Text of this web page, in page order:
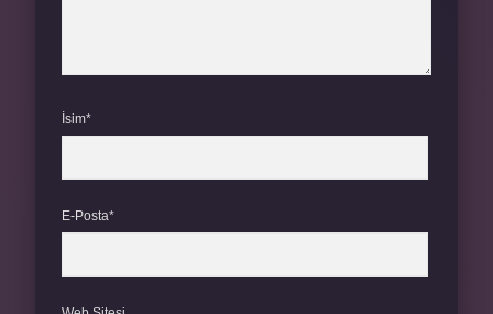
İsim*
E-Posta*